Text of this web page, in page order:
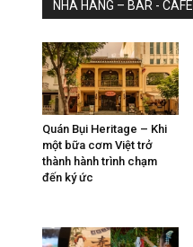
NHÀ HÀNG – BAR - CAFE
Quán Bụi Heritage – Khi
một bữa cơm Việt trở
thành hành trình chạm
đến ký ức